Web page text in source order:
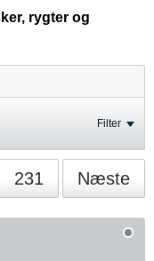
rygter og
Filter
231 Næste